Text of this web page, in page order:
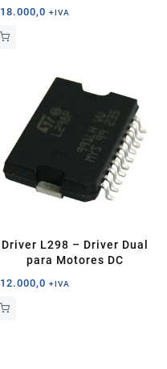
18.000,0 +IVA
Driver L298 – Driver Dual
para Motores DC
12.000,0 +IVA